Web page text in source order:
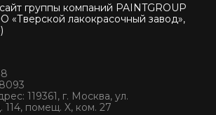
группы компаний PAINTGROUP
лакокрасочный завод»,
119361, г. Москва, ул.
помещ. X, ком. 27